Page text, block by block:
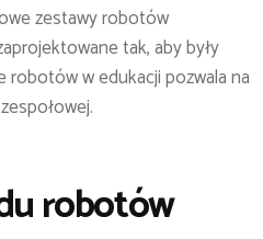
zestawy robotów
tak, aby były
robotów w edukacji pozwala na
robotów